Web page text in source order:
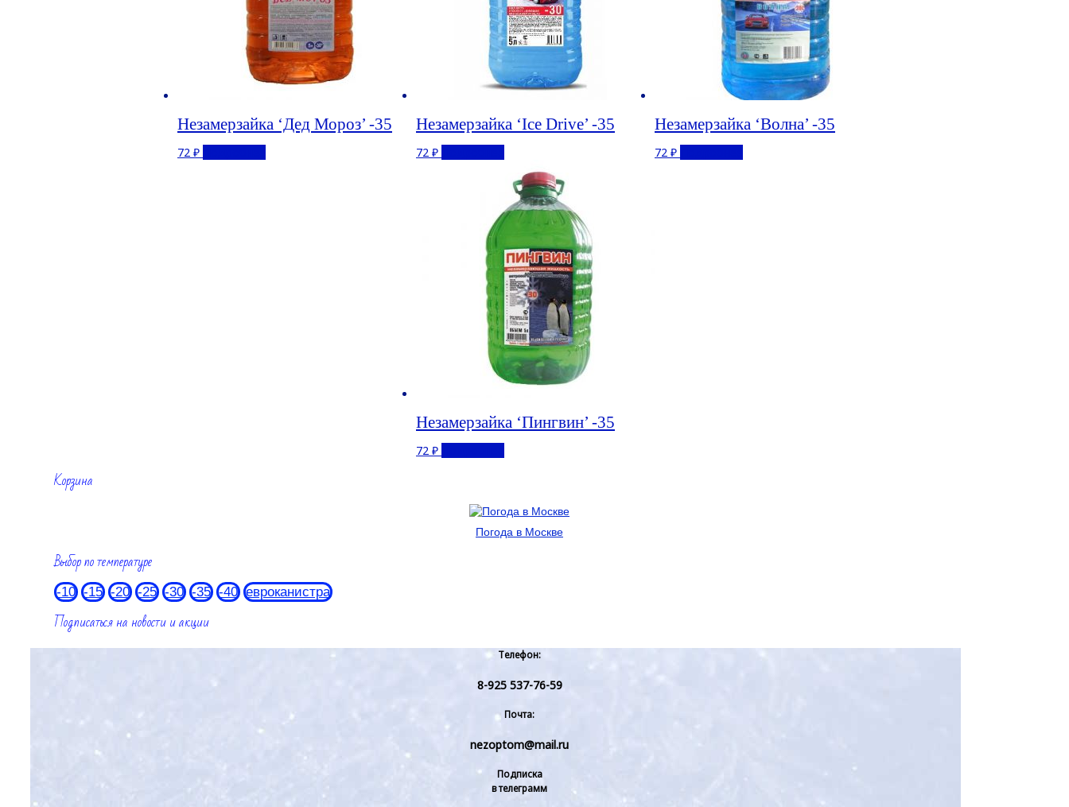
Незамерзайка ‘Дед Мороз’ -35
72 ₽
Незамерзайка ‘Ice Drive’ -35
72 ₽
Незамерзайка ‘Волна’ -35
72 ₽
Незамерзайка ‘Пингвин’ -35
72 ₽
Корзина
Погода в Москве
Выбор по температуре
-10 -15 -20 -25 -30 -35 -40 евроканистра
Подписаться на новости и акции
Телефон:
8-925 537-76-59
Почта:
nezoptom@mail.ru
Подписка
в телеграмм